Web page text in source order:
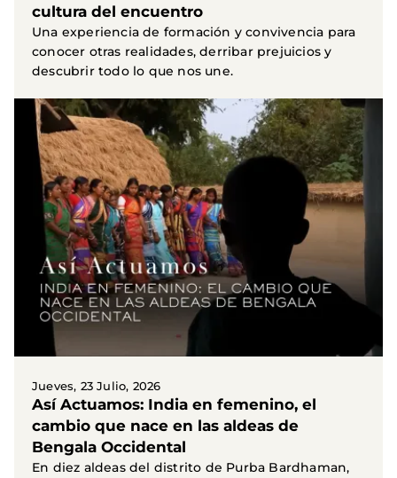
cultura del encuentro
Una experiencia de formación y convivencia para
conocer otras realidades, derribar prejuicios y
descubrir todo lo que nos une.
Jueves, 23 Julio, 2026
Así Actuamos: India en femenino, el
cambio que nace en las aldeas de
Bengala Occidental
En diez aldeas del distrito de Purba Bardhaman,